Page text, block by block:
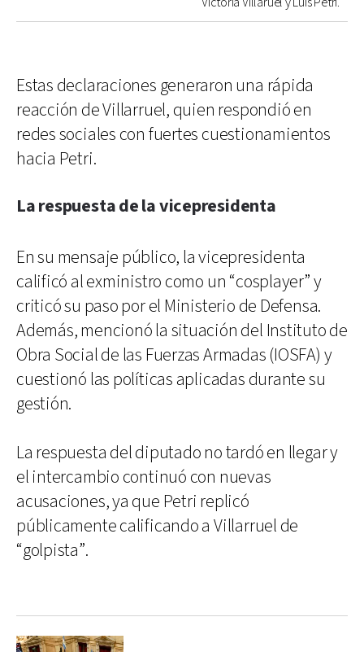
Estas declaraciones generaron una rápida
reacción de Villarruel, quien respondió en
redes sociales con fuertes cuestionamientos
hacia Petri.
La respuesta de la vicepresidenta
En su mensaje público, la vicepresidenta
calificó al exministro como un “cosplayer” y
criticó su paso por el Ministerio de Defensa.
Además, mencionó la situación del Instituto de
Obra Social de las Fuerzas Armadas (IOSFA) y
cuestionó las políticas aplicadas durante su
gestión.
La respuesta del diputado no tardó en llegar y
el intercambio continuó con nuevas
acusaciones, ya que Petri replicó
públicamente calificando a Villarruel de
“golpista”.